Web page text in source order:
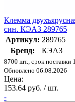
Клемма
син. КЭАЗ 289765
Артикул: 289765
Бренд:
КЭАЗ
8700 шт., срок поставки
Обновлено 06.08.2026
Цена:
153.64 руб. / шт.
-